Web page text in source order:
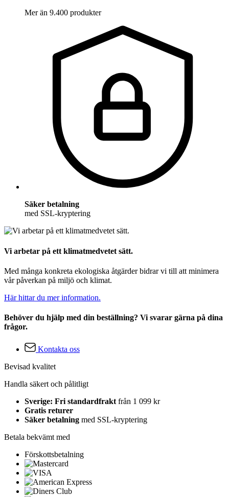
Mer än 9.400 produkter
Säker betalning
med SSL-kryptering
Vi arbetar på ett klimatmedvetet sätt.
Med många konkreta ekologiska åtgärder bidrar vi till att minimera
vår påverkan på miljö och klimat.
Här hittar du mer information.
Behöver du hjälp med din beställning? Vi svarar gärna på dina
frågor.
Kontakta oss
Bevisad kvalitet
Handla säkert och pålitligt
Sverige: Fri standardfrakt från 1 099 kr
Gratis returer
Säker betalning med SSL-kryptering
Betala bekvämt med
Förskottsbetalning